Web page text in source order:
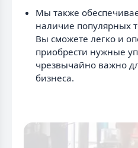
Мы также
наличие популярных
Вы сможете легко и
приобрести нужные
чрезвычайно важно
бизнеса.